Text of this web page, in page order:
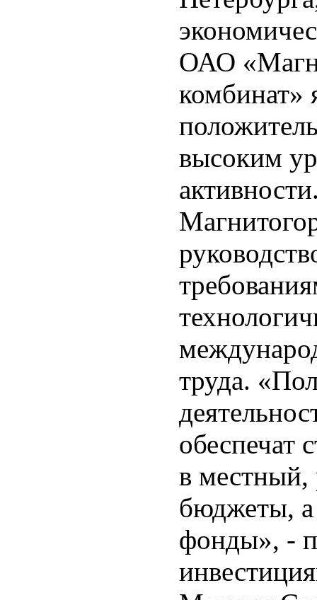
ОАО
комбинат»
высоким
труда.
обеспечат
в местный,
бюджеты,
фонды», -